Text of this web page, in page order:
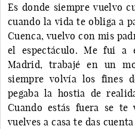
Es donde siempre vuelvo
cuando la vida te obliga a
Cuenca, vuelvo con mis
el espectáculo. Me fui a
Madrid, trabajé en un
siempre volvía los fines
pegaba la hostia de
Cuando estás fuera se te
vuelves a casa te das